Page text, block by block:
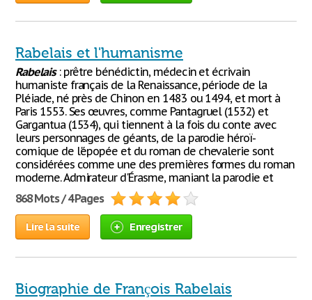
Rabelais et l'humanisme
Rabelais: prêtre bénédictin, médecin et écrivain
humaniste français de la Renaissance, période de la
Pléiade, né près de Chinon en 1483 ou 1494, et mort à
Paris 1553. Ses œuvres, comme Pantagruel (1532) et
Gargantua (1534), qui tiennent à la fois du conte avec
leurs personnages de géants, de la parodie héroï-
comique de l'épopée et du roman de chevalerie sont
considérées comme une des premières formes du roman
moderne. Admirateur d'Érasme, maniant la parodie et
868 Mots / 4 Pages
Lire la suite Enregistrer
Biographie de François Rabelais